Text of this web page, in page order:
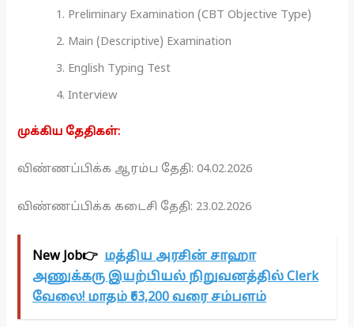
Preliminary Examination (CBT Objective Type)
Main (Descriptive) Examination
English Typing Test
Interview
முக்கிய தேதிகள்:
விண்ணப்பிக்க ஆரம்ப தேதி: 04.02.2026
விண்ணப்பிக்க கடைசி தேதி: 23.02.2026
New Job👉 மத்திய அரசின் சாஹா
அணுக்கரு இயற்பியல் நிறுவனத்தில் Clerk
வேலை! மாதம் ₹63,200 வரை சம்பளம்